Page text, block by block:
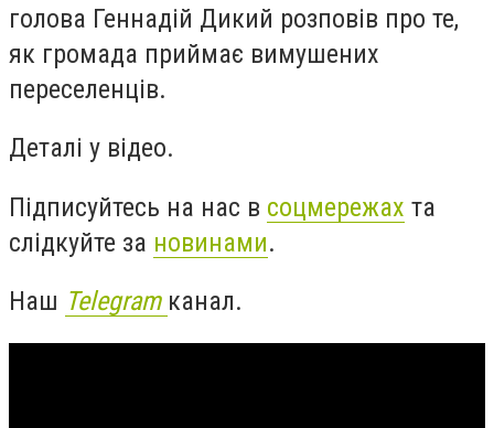
голова Геннадій Дикий розповів про те,
як громада приймає вимушених
переселенців.
Деталі у відео.
Підписуйтесь на нас в соцмережах та
слідкуйте за новинами.
Наш Telegram канал.